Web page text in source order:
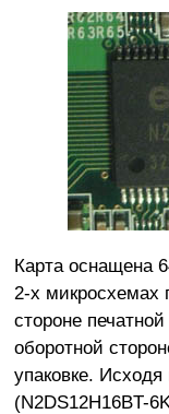
Карта оснащена
2-х микросхемах
стороне
оборотной
упаковке.
(N2DS12H16BT-